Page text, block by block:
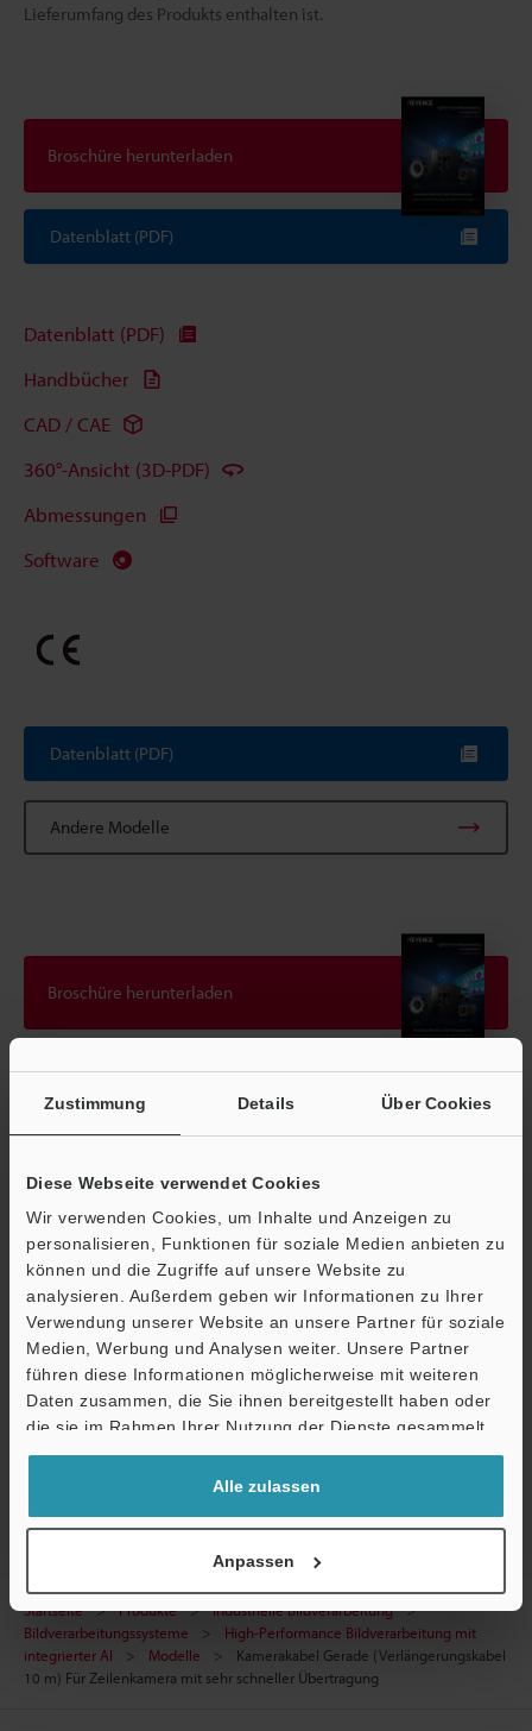
Zustimmung Details Über Cookies
Diese Webseite verwendet Cookies
Wir verwenden Cookies, um Inhalte und Anzeigen zu
personalisieren, Funktionen für soziale Medien anbieten zu
können und die Zugriffe auf unsere Website zu
analysieren. Außerdem geben wir Informationen zu Ihrer
Verwendung unserer Website an unsere Partner für soziale
Medien, Werbung und Analysen weiter. Unsere Partner
führen diese Informationen möglicherweise mit weiteren
Daten zusammen, die Sie ihnen bereitgestellt haben oder
die sie im Rahmen Ihrer Nutzung der Dienste gesammelt
haben.
Alle zulassen
Anpassen
Lieferumfang des Produkts enthalten ist.
Broschüre herunterladen
Datenblatt (PDF)
Datenblatt (PDF)
Handbücher
CAD / CAE
360°-Ansicht (3D-PDF)
Abmessungen
Software
Datenblatt (PDF)
Andere Modelle
Broschüre herunterladen
Technische Leitfäden
CAD / CAE
Handbücher
Software
Fragen
Terminwunsch
Testgerät anfordern
Bildverarbeitungssysteme
Startseite Produkte
Industrielle Bildverarbeitung
Bildverarbeitungssysteme
High-Performance Bildverarbeitung mit
integrierter AI
Modelle
Kamerakabel Gerade (Verlängerungskabel
10 m) Für Zeilenkamera mit sehr schneller Übertragung
Support